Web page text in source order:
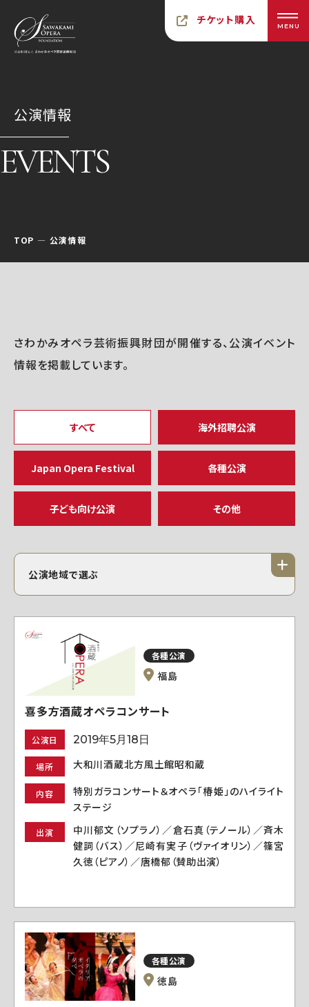
チケット購入 MENU
公演情報
EVENTS
TOP 公演情報
さわかみオペラ芸術振興財団が開催する、公演イベント
情報を掲載しています。
すべて 海外招聘公演
Japan Opera Festival 各種公演
子ども向け公演 その他
公演地域で選ぶ
各種公演
福島
喜多方酒蔵オペラコンサート
公演日 2019年5月18日
場所 大和川酒蔵北方風土館昭和蔵
内容
特別ガラコンサート＆オペラ「椿姫」のハイライト
ステージ
出演
中川郁文（ソプラノ）／倉石真（テノール）／斉木
健詞（バス）／尼崎有実子（ヴァイオリン）／篠宮
久徳（ピアノ）／唐橋郁（賛助出演）
各種公演
徳島